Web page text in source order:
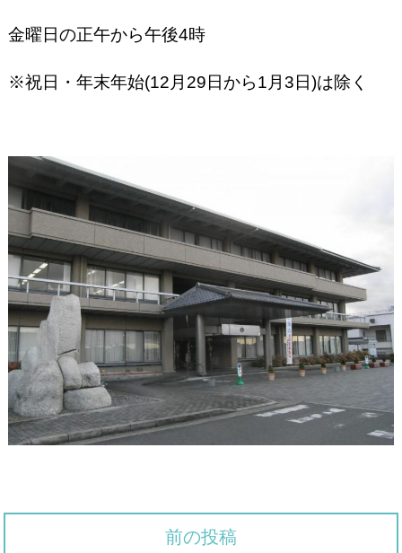
金曜日の正午から午後4時
※祝日・年末年始(12月29日から1月3日)は除く
前の投稿